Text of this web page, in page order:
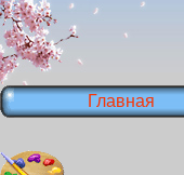
Главная